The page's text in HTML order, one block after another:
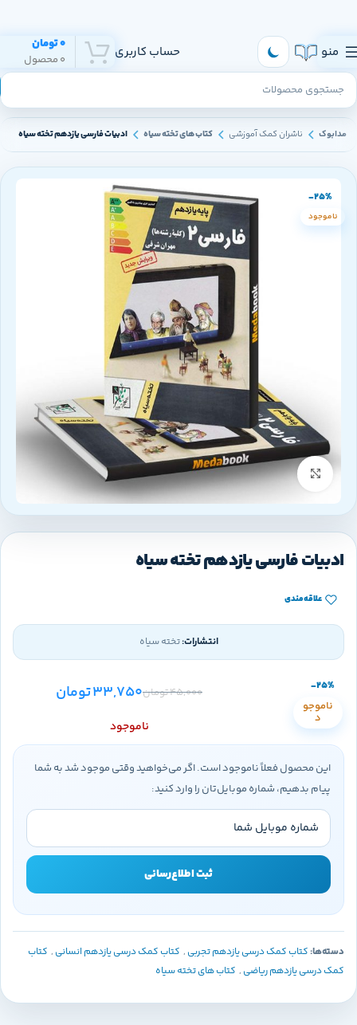
منو حساب کاربری 0 محصول
0تومان
مدابوک ناشران کمک آموزشی کتاب های تخته سیاه ادبیات فارسی یازدهم تخته سیاه
-25%
ناموجود
بزرگنمایی تصویر
ادبیات فارسی یازدهم تخته سیاه
علاقه‌مندی
انتشارات:تخته سیاه
-25%
ناموجو
د
45,000تومان33,750تومان
ناموجود
این محصول فعلاً ناموجود است. اگر می‌خواهید وقتی موجود شد به شما
پیام بدهیم، شماره موبایل‌تان را وارد کنید:
ثبت اطلاع‌رسانی
دسته‌ها:کتاب کمک درسی یازدهم تجربی , کتاب کمک درسی یازدهم انسانی , کتاب
کمک درسی یازدهم ریاضی , کتاب های تخته سیاه